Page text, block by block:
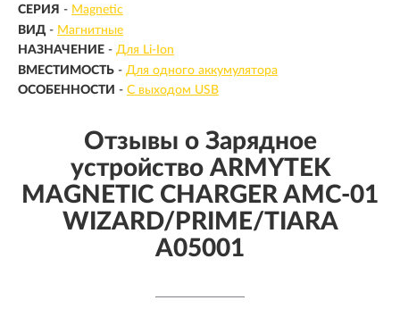
СЕРИЯ - Magnetic
ВИД - Магнитные
НАЗНАЧЕНИЕ - Для Li-Ion
ВМЕСТИМОСТЬ - Для одного аккумулятора
ОСОБЕННОСТИ - С выходом USB
Отзывы о Зарядное
устройство ARMYTEK
MAGNETIC CHARGER AMC-01
WIZARD/PRIME/TIARA
A05001